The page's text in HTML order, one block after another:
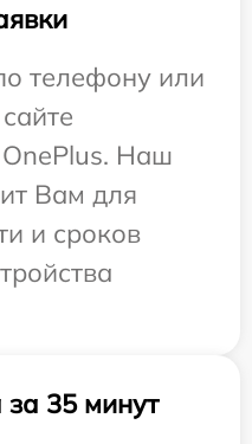
телефону или
OnePlus. Наш
Вам для
и сроков
35 минут